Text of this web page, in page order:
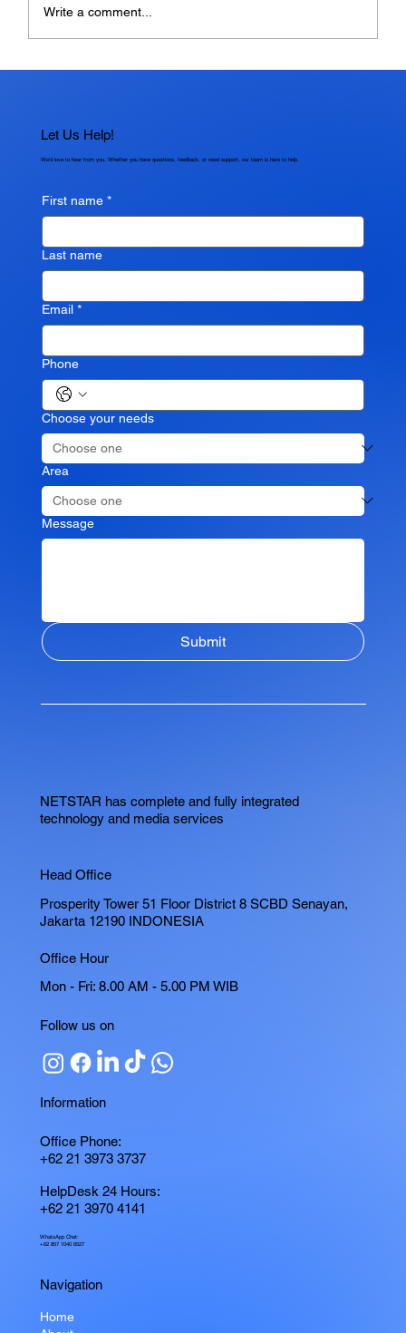
Write a comment...
Let Us Help!
We'd love to hear from you. Whether you have questions, feedback, or need support, our team is here to help.
First name *
Last name
Email *
Phone
Choose your needs
Area
Message
Submit
NETSTAR has complete and fully integrated
technology and media services
Head Office
Prosperity Tower 51 Floor District 8 SCBD Senayan,
Jakarta 12190 INDONESIA
Office Hour
Mon - Fri: 8.00 AM - 5.00 PM WIB
Follow us on
Information
Office Phone:
+62 21 3973 3737
HelpDesk 24 Hours:
+62 21 3970 4141
WhatsApp Chat:
+62 857 1040 6527
Navigation
Home